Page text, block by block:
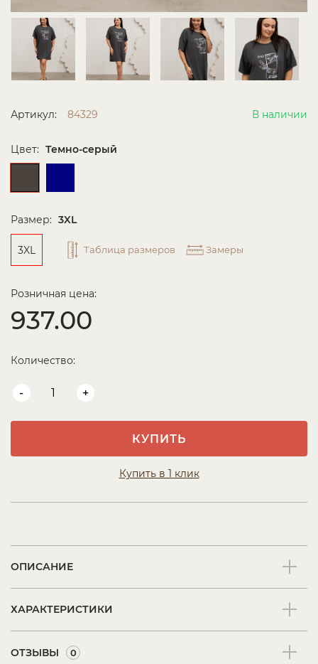
Артикул: 84329 В наличии
Цвет: Темно-серый
Размер: 3XL
3XL Таблица размеров Замеры
Розничная цена:
937.00
Количество:
- +
КУПИТЬ
Купить в 1 клик
ОПИСАНИЕ
ХАРАКТЕРИСТИКИ
ОТЗЫВЫ 0